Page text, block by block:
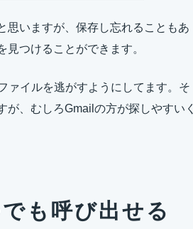
思いますが、保存し忘れることもあ
つけることができます。
ァイルを逃がすようにしてます。そ
、むしろGmailの方が探しやすいく
も呼び出せる